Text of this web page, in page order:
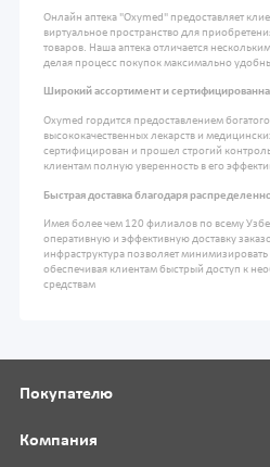
Онлайн аптека "Oxymed" предоставляет
виртуальное пространство для
товаров. Наша аптека отличается
делая процесс покупок максимально
Широкий ассортимент и
Oxymed гордится предоставлением
высококачественных лекарств и
сертифицирован и прошел строгий
клиентам полную уверенность в его
Быстрая доставка благодаря
Имея более чем 120 филиалов по всему
оперативную и эффективную доставку
инфраструктура позволяет
обеспечивая клиентам быстрый доступ к
средствам
Покупателю
Компания